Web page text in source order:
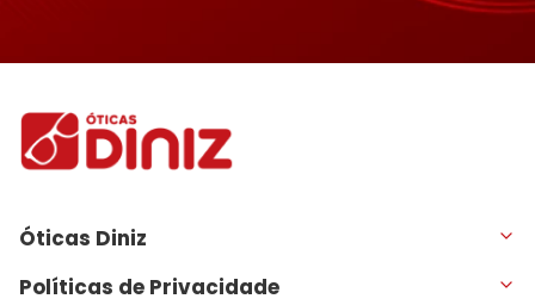
Óticas Diniz
Políticas de Privacidade